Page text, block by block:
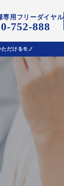
専用フリーダイヤル
752-888
ただけるモノ